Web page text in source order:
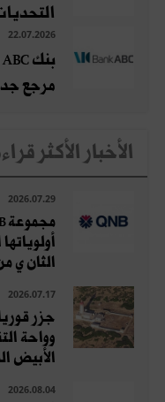
22.07.2026
مرجع
الأخبار الأكثر
2026.07.29
الثان ي من
2026.07.17
جزر
وواحة
الأبيض
2026.08.04